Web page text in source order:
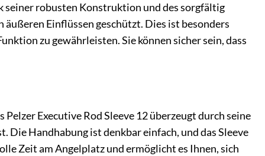
seiner robusten Konstruktion und des sorgfältig
Einflüssen geschützt. Dies ist besonders
zu gewährleisten. Sie können sicher sein, dass
Executive Rod Sleeve 12 überzeugt durch seine
Handhabung ist denkbar einfach, und das Sleeve
Zeit am Angelplatz und ermöglicht es Ihnen, sich